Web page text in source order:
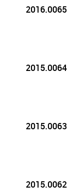
2016.0065
2015.0064
2015.0063
2015.0062